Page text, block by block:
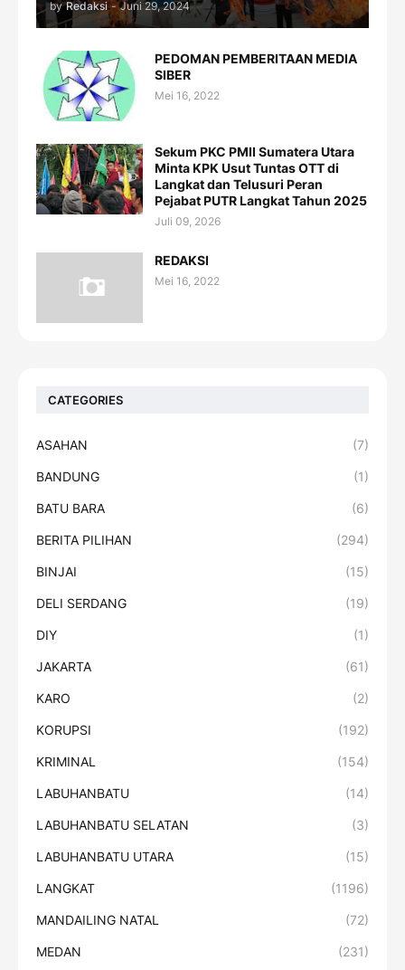
by Redaksi - Juni 29, 2024
PEDOMAN PEMBERITAAN MEDIA
SIBER
Mei 16, 2022
Sekum PKC PMII Sumatera Utara
Minta KPK Usut Tuntas OTT di
Langkat dan Telusuri Peran
Pejabat PUTR Langkat Tahun 2025
Juli 09, 2026
REDAKSI
Mei 16, 2022
CATEGORIES
ASAHAN (7)
BANDUNG (1)
BATU BARA (6)
BERITA PILIHAN (294)
BINJAI (15)
DELI SERDANG (19)
DIY (1)
JAKARTA (61)
KARO (2)
KORUPSI (192)
KRIMINAL (154)
LABUHANBATU (14)
LABUHANBATU SELATAN (3)
LABUHANBATU UTARA (15)
LANGKAT (1196)
MANDAILING NATAL (72)
MEDAN (231)